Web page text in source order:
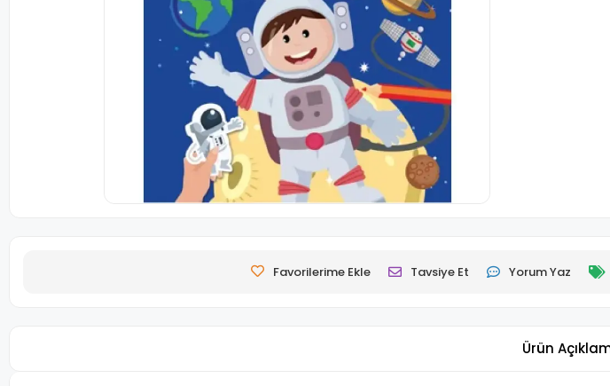
Favorilerime Ekle Tavsiye Et Yorum Yaz
Ürün